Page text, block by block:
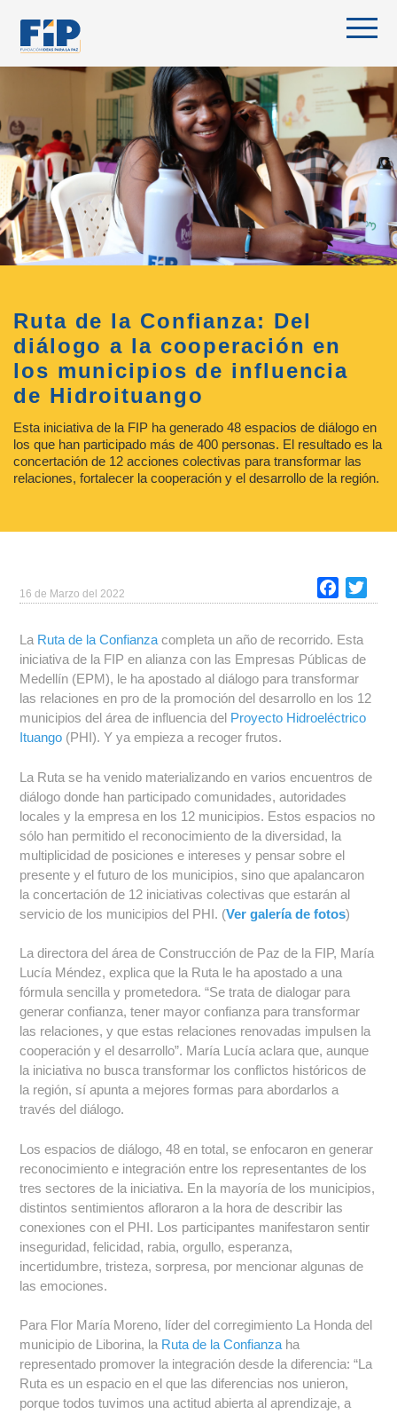
content
Ruta de la Confianza: Del
diálogo a la cooperación en
los municipios de influencia
de Hidroituango
Esta iniciativa de la FIP ha generado 48 espacios de diálogo en
los que han participado más de 400 personas. El resultado es la
concertación de 12 acciones colectivas para transformar las
relaciones, fortalecer la cooperación y el desarrollo de la región.
16 de Marzo del 2022
La Ruta de la Confianza completa un año de recorrido. Esta
iniciativa de la FIP en alianza con las Empresas Públicas de
Medellín (EPM), le ha apostado al diálogo para transformar
las relaciones en pro de la promoción del desarrollo en los 12
municipios del área de influencia del Proyecto Hidroeléctrico
Ituango (PHI). Y ya empieza a recoger frutos.
La Ruta se ha venido materializando en varios encuentros de
diálogo donde han participado comunidades, autoridades
locales y la empresa en los 12 municipios. Estos espacios no
sólo han permitido el reconocimiento de la diversidad, la
multiplicidad de posiciones e intereses y pensar sobre el
presente y el futuro de los municipios, sino que apalancaron
la concertación de 12 iniciativas colectivas que estarán al
servicio de los municipios del PHI. (Ver galería de fotos)
La directora del área de Construcción de Paz de la FIP, María
Lucía Méndez, explica que la Ruta le ha apostado a una
fórmula sencilla y prometedora. “Se trata de dialogar para
generar confianza, tener mayor confianza para transformar
las relaciones, y que estas relaciones renovadas impulsen la
cooperación y el desarrollo”. María Lucía aclara que, aunque
la iniciativa no busca transformar los conflictos históricos de
la región, sí apunta a mejores formas para abordarlos a
través del diálogo.
Los espacios de diálogo, 48 en total, se enfocaron en generar
reconocimiento e integración entre los representantes de los
tres sectores de la iniciativa. En la mayoría de los municipios,
distintos sentimientos afloraron a la hora de describir las
conexiones con el PHI. Los participantes manifestaron sentir
inseguridad, felicidad, rabia, orgullo, esperanza,
incertidumbre, tristeza, sorpresa, por mencionar algunas de
las emociones.
Para Flor María Moreno, líder del corregimiento La Honda del
municipio de Liborina, la Ruta de la Confianza ha
representado promover la integración desde la diferencia: “La
Ruta es un espacio en el que las diferencias nos unieron,
porque todos tuvimos una actitud abierta al aprendizaje, a